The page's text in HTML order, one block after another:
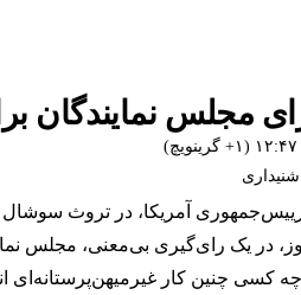
مجلس نمایندگان
رییس‌جمهوری آمریکا، در تروث سوشال
در یک رای‌گیری بی‌معنی، مجلس
چه کسی چنین کار